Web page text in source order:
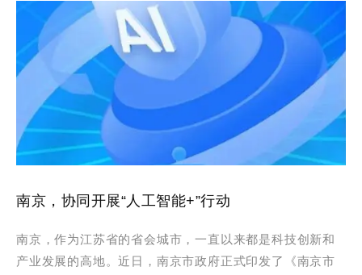
南京，协同开展“人工智能+”行动
南京，作为江苏省的省会城市，一直以来都是科技创新和
产业发展的高地。近日，南京市政府正式印发了《南京市